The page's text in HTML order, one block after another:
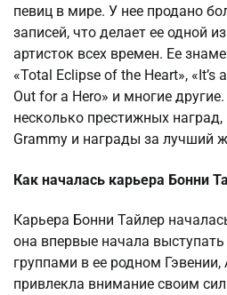
певиц в мире. У нее продано
записей, что делает ее одной
артисток всех времен. Ее
«Total Eclipse of the Heart», «It’s
Out for a Hero» и многие
несколько престижных
Grammy и награды за лучший
Как началась карьера Бонни
Карьера Бонни Тайлер
она впервые начала
группами в ее родном
привлекла внимание своим